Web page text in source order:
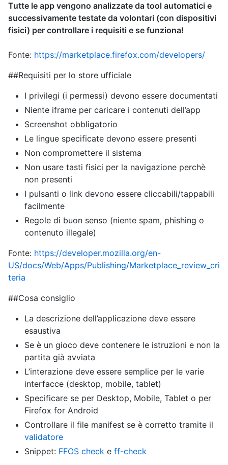
Tutte le app vengono analizzate da tool automatici e
successivamente testate da volontari (con dispositivi
fisici) per controllare i requisiti e se funziona!
Fonte: https://marketplace.firefox.com/developers/
##Requisiti per lo store ufficiale
I privilegi (i permessi) devono essere documentati
Niente iframe per caricare i contenuti dell’app
Screenshot obbligatorio
Le lingue specificate devono essere presenti
Non compromettere il sistema
Non usare tasti fisici per la navigazione perchè
non presenti
I pulsanti o link devono essere cliccabili/tappabili
facilmente
Regole di buon senso (niente spam, phishing o
contenuto illegale)
Fonte: https://developer.mozilla.org/en-
US/docs/Web/Apps/Publishing/Marketplace_review_cri
teria
##Cosa consiglio
La descrizione dell’applicazione deve essere
esaustiva
Se è un gioco deve contenere le istruzioni e non la
partita già avviata
L’interazione deve essere semplice per le varie
interfacce (desktop, mobile, tablet)
Specificare se per Desktop, Mobile, Tablet o per
Firefox for Android
Controllare il file manifest se è corretto tramite il
validatore
Snippet: FFOS check e ff-check